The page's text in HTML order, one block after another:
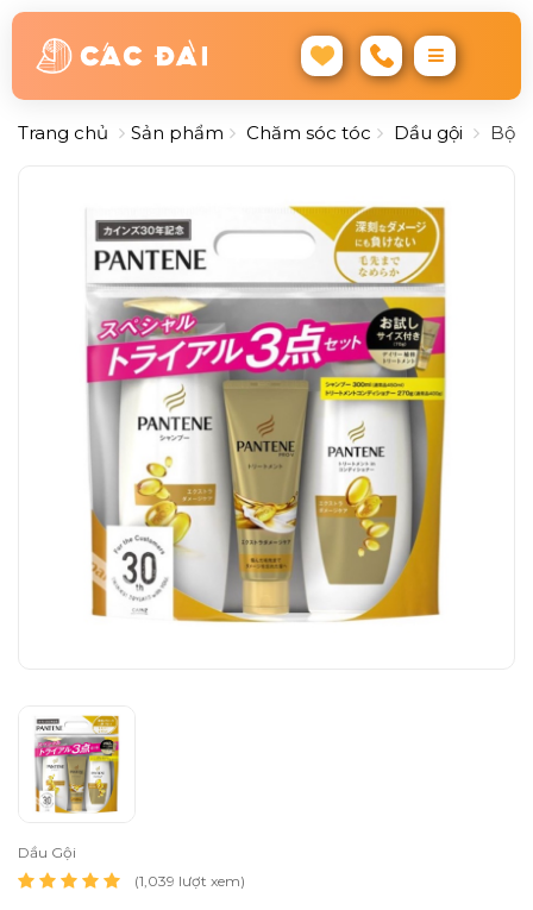
Trang chủ Sản phẩm Chăm sóc tóc Dầu gội Bộ
Dầu Gội
(1,039 lượt xem)